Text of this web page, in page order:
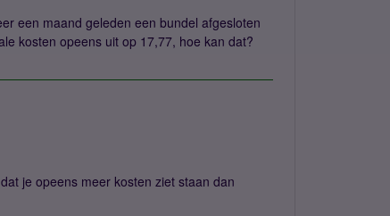
een maand geleden een bundel afgesloten
kosten opeens uit op 17,77, hoe kan dat?
je opeens meer kosten ziet staan dan